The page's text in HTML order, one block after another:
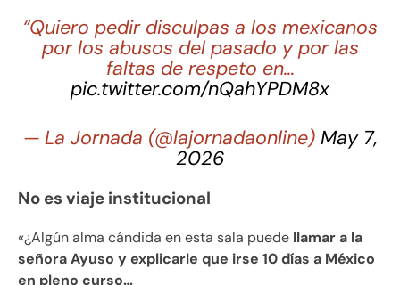
“Quiero pedir disculpas a los mexicanos
por los abusos del pasado y por las
faltas de respeto en…
pic.twitter.com/nQahYPDM8x
— La Jornada (@lajornadaonline) May 7,
2026
No es viaje institucional
«¿Algún alma cándida en esta sala puede llamar a la
señora Ayuso y explicarle que irse 10 días a México
en pleno curso…